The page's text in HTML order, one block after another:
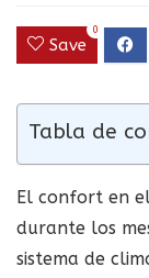
Save
0
Tabla de
El confort en
durante los
sistema de